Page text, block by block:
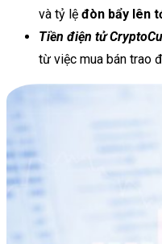
và tỷ lệ đòn bẩy lên
Tiền điện tử
từ việc mua bán trao